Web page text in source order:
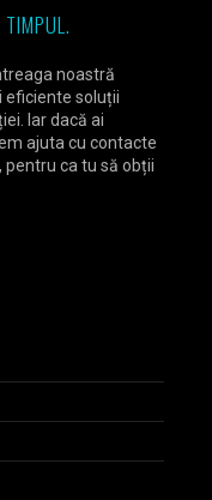
noastră
eficiente soluții
Iar dacă ai
ajuta cu contacte
ca tu să obții